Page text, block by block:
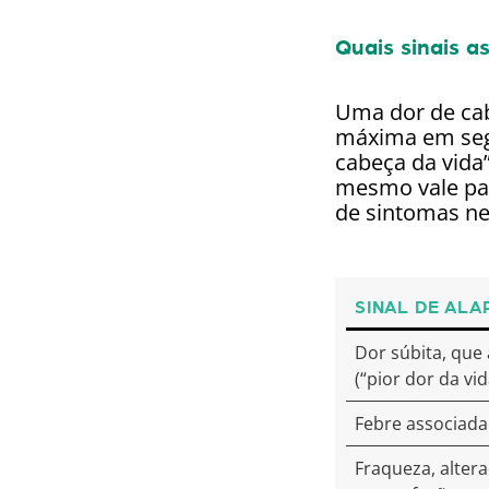
Quais sinais
Uma dor de
máxima em
cabeça da
mesmo vale
de sintomas
SINAL DE
Dor súbita, que
(“pior dor da
Febre
Fraqueza,